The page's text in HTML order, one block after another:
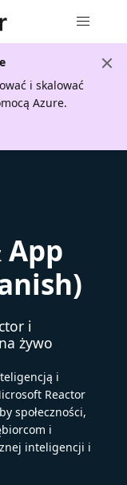
i skalować
Azure.
i
żywo
i
Reactor
społeczności,
i
inteligencji i